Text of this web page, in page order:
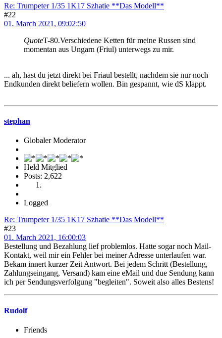
Re: Trumpeter 1/35 1K17 Szhatie **Das Modell**
#22
01. March 2021, 09:02:50
QuoteT-80.Verschiedene Ketten für meine Russen sind
momentan aus Ungarn (Friul) unterwegs zu mir.
... ah, hast du jetzt direkt bei Friaul bestellt, nachdem sie nur noch
Endkunden direkt beliefern wollen. Bin gespannt, wie dS klappt.
stephan
Globaler Moderator
Held Mitglied
Posts: 2,622
Logged
Re: Trumpeter 1/35 1K17 Szhatie **Das Modell**
#23
01. March 2021, 16:00:03
Bestellung und Bezahlung lief problemlos. Hatte sogar noch Mail-
Kontakt, weil mir ein Fehler bei meiner Adresse unterlaufen war.
Bekam innert kurzer Zeit Antwort. Bei jedem Schritt (Bestellung,
Zahlungseingang, Versand) kam eine eMail und due Sendung kann
ich per Sendungsverfolgung "begleiten". Soweit also alles Bestens!
Rudolf
Friends